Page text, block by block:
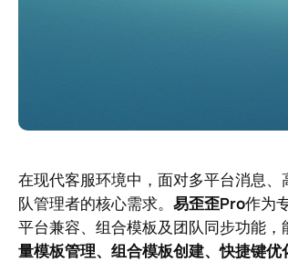
在现代客服环境中，面对多平台消息
队管理者的核心需求。 易歪歪Pro作为
平台兼容、组合模板及团队同步功能
量模板管理、组合模板创建、快捷键